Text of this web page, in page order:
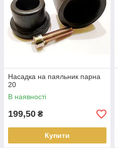
Насадка на паяльник парна
20
В наявності
199,50 ₴
Купити